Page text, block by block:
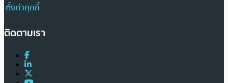
ตั้งค่าคุกกี้
ติดตามเรา